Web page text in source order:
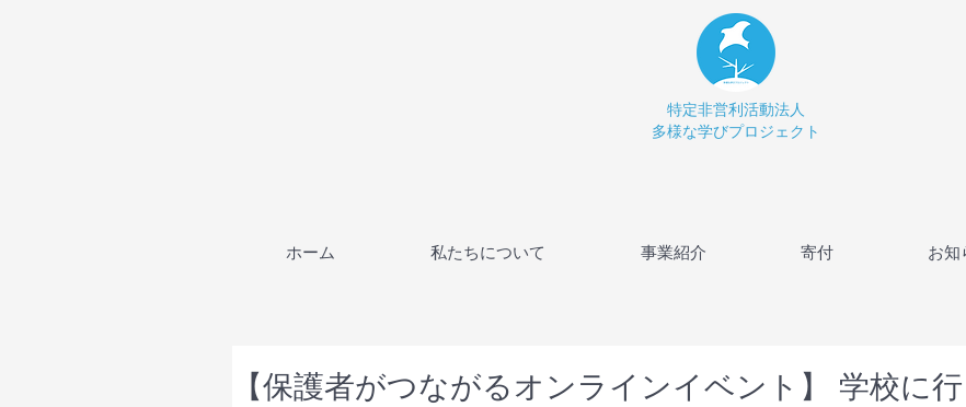
特定非営利活動法人
多様な学びプロジェクト
ホーム 私たちについて 事業紹介 寄付 お知
【保護者がつながるオンラインイベント】 学校に行